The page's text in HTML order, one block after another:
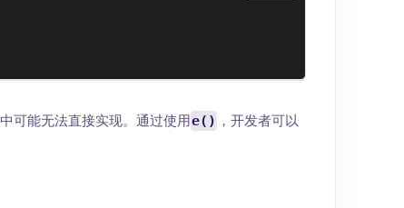
可能无法直接实现。通过使用e() ，开发者可以